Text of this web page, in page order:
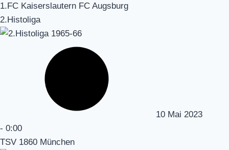
1.FC Kaiserslautern FC Augsburg
2.Histoliga
10 Mai 2023
- 0:00
TSV 1860 München